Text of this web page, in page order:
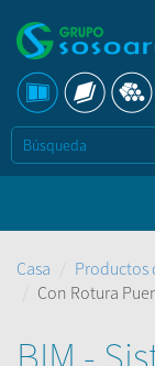
Casa Productos
Con Rotura